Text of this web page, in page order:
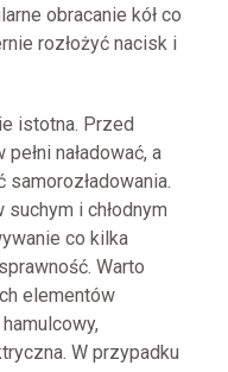
obracanie kół co
rozłożyć nacisk i
istotna. Przed
naładować, a
samorozładowania.
i chłodnym
co kilka
Warto
elementów
W przypadku